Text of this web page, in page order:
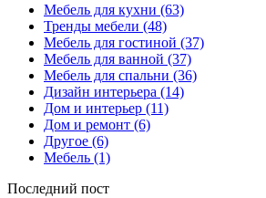
Мебель для кухни (63)
Тренды мебели (48)
Мебель для гостиной (37)
Мебель для ванной (37)
Мебель для спальни (36)
Дизайн интерьера (14)
Дом и интерьер (11)
Дом и ремонт (6)
Другое (6)
Мебель (1)
Последний пост